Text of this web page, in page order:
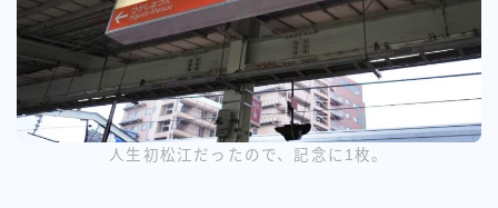
人生初松江だったので、記念に1枚。